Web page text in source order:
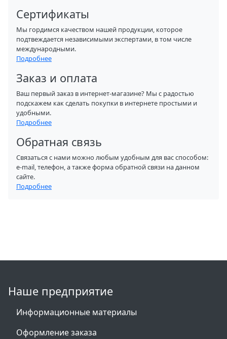
Сертификаты
Мы гордимся качеством нашей продукции, которое
подтвеждается независимыми экспертами, в том числе
международными.
Подробнее
Заказ и оплата
Ваш первый заказ в интернет-магазине? Мы с радостью
подскажем как сделать покупки в интернете простыми и
удобными.
Подробнее
Обратная связь
Связаться с нами можно любым удобным для вас способом:
e-mail, телефон, а также форма обратной связи на данном
сайте.
Подробнее
Наше предприятие
Информационные материалы
Оформление заказа